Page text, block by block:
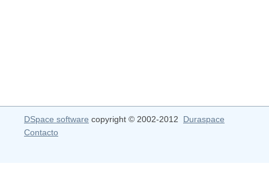
DSpace software copyright © 2002-2012 Duraspace
Contacto